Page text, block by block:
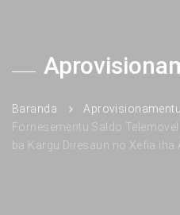
Baranda
Aprovisionamentu
Fornesementu Saldo
ba Kargu Diresaun no Xefia